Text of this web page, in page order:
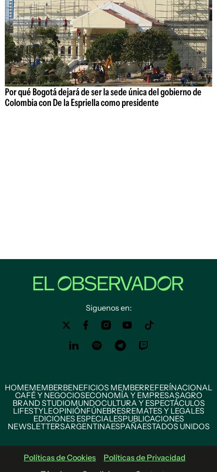
Por qué Bogotá dejará de ser la sede única del gobierno de
Colombia con De la Espriella como presidente
Siguenos en:
HOMEMEMBERBENEFICIOS MEMBERREFERÍNACIONAL
CAFÉ Y NEGOCIOSECONOMÍA Y EMPRESASAGRO
BRAND STUDIOMUNDOCULTURA Y ESPECTÁCULOS
LIFESTYLEOPINIÓNFÚNEBRESREMATES Y LEGALES
EDICIONES ESPECIALESPUBLICACIONES
NEWSLETTERSARGENTINAESPAÑAESTADOS UNIDOS
Políticas de Cookies
Políticas de Privacidad